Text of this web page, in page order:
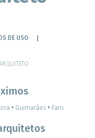
DE USO
• Guimarães • Faro